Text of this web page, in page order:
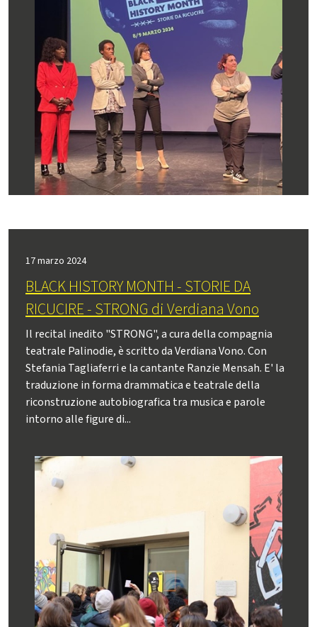
17 marzo 2024
BLACK HISTORY MONTH - STORIE DA
RICUCIRE - STRONG di Verdiana Vono
Il recital inedito "STRONG", a cura della compagnia
teatrale Palinodie, è scritto da Verdiana Vono. Con
Stefania Tagliaferri e la cantante Ranzie Mensah. E' la
traduzione in forma drammatica e teatrale della
riconstruzione autobiografica tra musica e parole
intorno alle figure di...